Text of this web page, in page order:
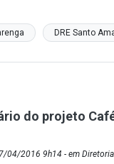
DRE Santo
do projeto
04/2016 9h14 - em